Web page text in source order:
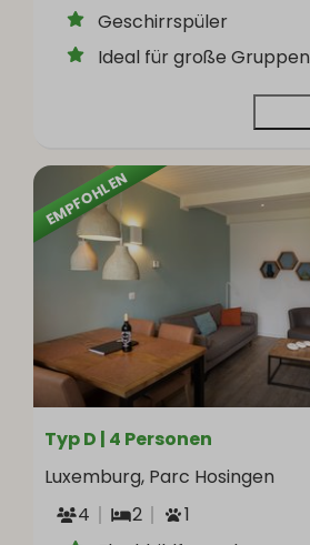
Geschirrspüler
Ideal für große Gruppen
EMPFOHLEN
Typ D | 4 Personen
Luxemburg, Parc Hosingen
4
2
1